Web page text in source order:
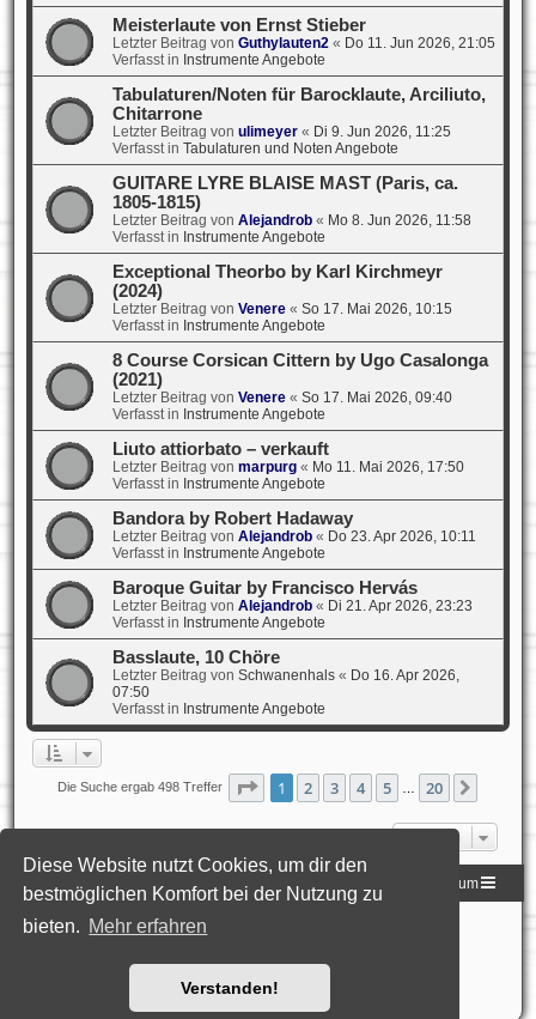
Diese Website nutzt Cookies, um dir den
bestmöglichen Komfort bei der Nutzung zu
bieten. Mehr erfahren
Verstanden!
Meisterlaute von Ernst Stieber
Letzter Beitrag von Guthylauten2 « Do 11. Jun 2026, 21:05
Verfasst in Instrumente Angebote
Tabulaturen/Noten für Barocklaute, Arciliuto,
Chitarrone
Letzter Beitrag von ulimeyer« Di 9. Jun 2026, 11:25
Verfasst in Tabulaturen und Noten Angebote
GUITARE LYRE BLAISE MAST (Paris, ca.
1805-1815)
Letzter Beitrag von Alejandrob« Mo 8. Jun 2026, 11:58
Verfasst in Instrumente Angebote
Exceptional Theorbo by Karl Kirchmeyr
(2024)
Letzter Beitrag von Venere« So 17. Mai 2026, 10:15
Verfasst in Instrumente Angebote
8 Course Corsican Cittern by Ugo Casalonga
(2021)
Letzter Beitrag von Venere« So 17. Mai 2026, 09:40
Verfasst in Instrumente Angebote
Liuto attiorbato – verkauft
Letzter Beitrag von marpurg« Mo 11. Mai 2026, 17:50
Verfasst in Instrumente Angebote
Bandora by Robert Hadaway
Letzter Beitrag von Alejandrob« Do 23. Apr 2026, 10:11
Verfasst in Instrumente Angebote
Baroque Guitar by Francisco Hervás
Letzter Beitrag von Alejandrob« Di 21. Apr 2026, 23:23
Verfasst in Instrumente Angebote
Basslaute, 10 Chöre
Letzter Beitrag von Schwanenhals« Do 16. Apr 2026,
07:50
Verfasst in Instrumente Angebote
Die Suche ergab 498 Treffer Seite 1von 20
1 2 3 4 5 20
Gehe zu
Homepage der DLG Foren-Übersicht Impressum
Powered byphpBB® Forum Software © phpBB Limited
Style: Black-Silver-Split by Joyce&LunaphpBB-Style-Design
Nutzungsbedingungen